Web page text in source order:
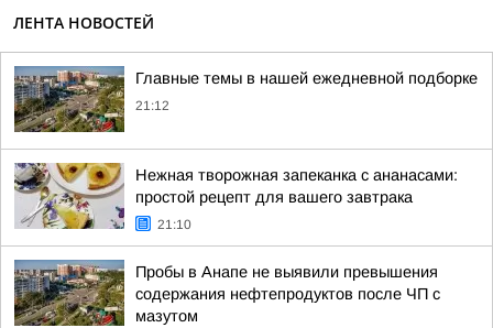
ЛЕНТА НОВОСТЕЙ
Главные темы в нашей ежедневной подборке
21:12
Нежная творожная запеканка с ананасами:
простой рецепт для вашего завтрака
21:10
Пробы в Анапе не выявили превышения
содержания нефтепродуктов после ЧП с
мазутом